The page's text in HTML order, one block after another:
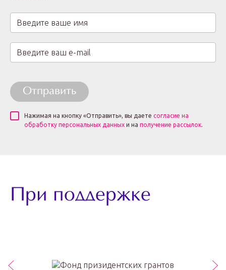
Отправить
Нажимая на кнопку «Отправить», вы даете согласие на
обработку персональных данных и на получение рассылок.
При поддержке